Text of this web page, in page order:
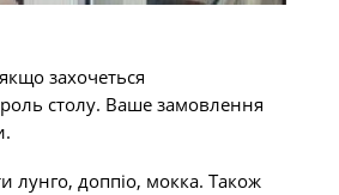
захочеться
столу. Ваше замовлення
лунго, доппіо, мокка. Також